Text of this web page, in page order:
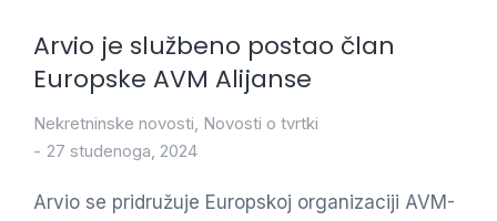
Arvio je službeno postao član
Europske AVM Alijanse
Nekretninske novosti, Novosti o tvrtki
27 studenoga, 2024
Arvio se pridružuje Europskoj organizaciji AVM-